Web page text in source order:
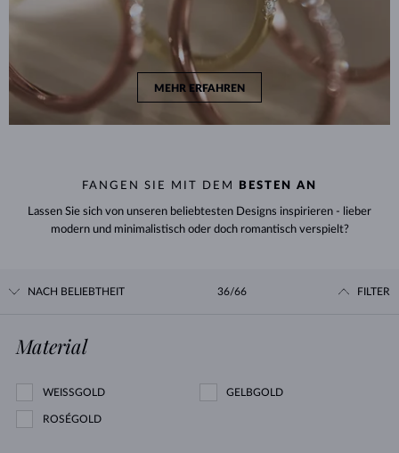
MEHR ERFAHREN
FANGEN SIE MIT DEM BESTEN AN
Lassen Sie sich von unseren beliebtesten Designs inspirieren - lieber
modern und minimalistisch oder doch romantisch verspielt?
NACH BELIEBTHEIT 36/66 FILTER
Material
WEISSGOLD GELBGOLD
ROSÉGOLD